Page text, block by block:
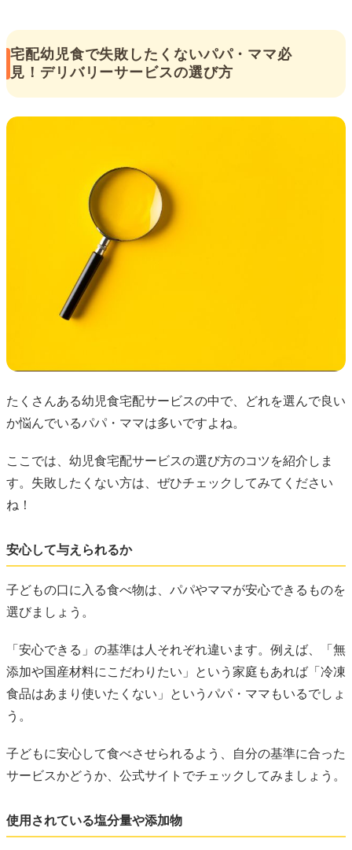
宅配幼児食で失敗したくないパパ・ママ必
見！デリバリーサービスの選び方
たくさんある幼児食宅配サービスの中で、どれを選んで良い
か悩んでいるパパ・ママは多いですよね。
ここでは、幼児食宅配サービスの選び方のコツを紹介しま
す。失敗したくない方は、ぜひチェックしてみてください
ね！
安心して与えられるか
子どもの口に入る食べ物は、パパやママが安心できるものを
選びましょう。
「安心できる」の基準は人それぞれ違います。例えば、「無
添加や国産材料にこだわりたい」という家庭もあれば「冷凍
食品はあまり使いたくない」というパパ・ママもいるでしょ
う。
子どもに安心して食べさせられるよう、自分の基準に合った
サービスかどうか、公式サイトでチェックしてみましょう。
使用されている塩分量や添加物